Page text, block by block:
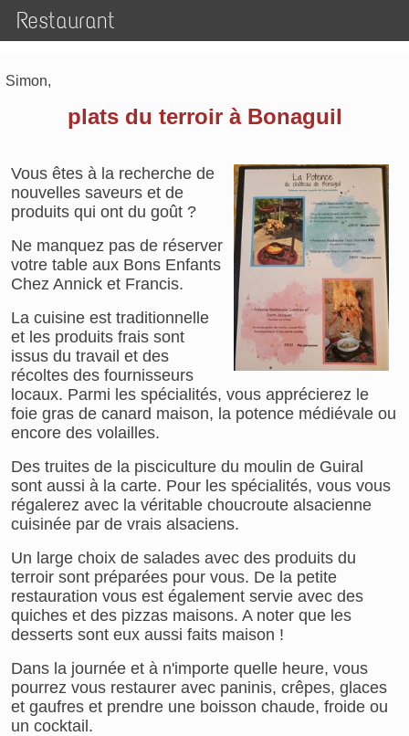
Restaurant
Simon,
plats du terroir à Bonaguil
Vous êtes à la recherche de
nouvelles saveurs et de
produits qui ont du goût ?
Ne manquez pas de réserver
votre table aux Bons Enfants
Chez Annick et Francis.
La cuisine est traditionnelle
et les produits frais sont
issus du travail et des
récoltes des fournisseurs
locaux. Parmi les spécialités, vous apprécierez le
foie gras de canard maison, la potence médiévale ou
encore des volailles.
Des truites de la pisciculture du moulin de Guiral
sont aussi à la carte. Pour les spécialités, vous vous
régalerez avec la véritable choucroute alsacienne
cuisinée par de vrais alsaciens.
Un large choix de salades avec des produits du
terroir sont préparées pour vous. De la petite
restauration vous est également servie avec des
quiches et des pizzas maisons. A noter que les
desserts sont eux aussi faits maison !
Dans la journée et à n'importe quelle heure, vous
pourrez vous restaurer avec paninis, crêpes, glaces
et gaufres et prendre une boisson chaude, froide ou
un cocktail.